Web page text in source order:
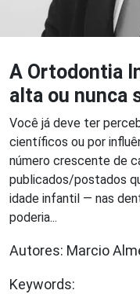
A Ortodontia
alta ou nunca
Você já deve ter
científicos ou por
número crescente de
publicados/postados
idade infantil — nas
poderia...
Autores: Marcio
Keywords: